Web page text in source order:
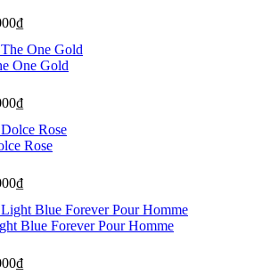
₫
One Gold
₫
Rose
₫
Blue Forever Pour Homme
₫